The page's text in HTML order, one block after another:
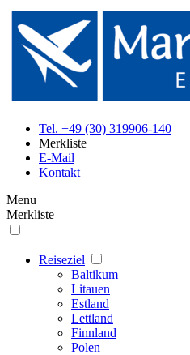
Tel. +49 (30) 319906-140
Merkliste
E-Mail
Kontakt
Menu
Merkliste
Reiseziel
Baltikum
Litauen
Estland
Lettland
Finnland
Polen